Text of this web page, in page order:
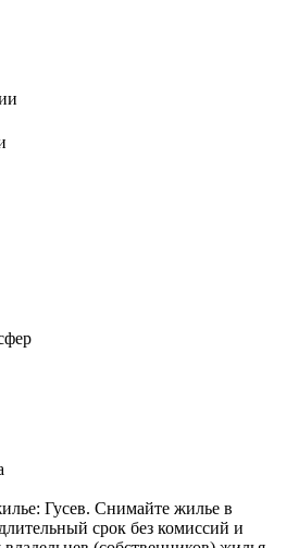
Гусев. Снимайте жилье в
срок без комиссий и